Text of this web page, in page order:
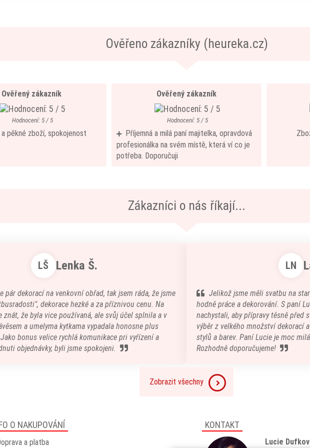
Ověřeno zákazníky (heureka.cz)
Ověřený zákazník
Hodnocení: 5 / 5
pěkné zboží, spokojenost
Ověřený zákazník
Hodnocení: 5 / 5
Příjemná a milá paní majitelka, opravdová
profesionálka na svém místě, která ví co je
potřeba. Doporučuji
Zákazníci o nás říkají...
LŠ Lenka Š.
pár dekorací na venkovní obřad, tak jsem ráda, že jsme
dekorace hezké a za příznivou cenu. Na
znát, že byla vice používaná, ale svůj účel splnila a v
a umelyma kytkama vypadala honosne plus
bonus velice rychlá komunikace pri vyřízení a
objednávky, byli jsme spokojeni.
LN
Jelikož jsme měli svatbu na
hodně práce a dekorování. S paní
nachystali, aby přípravy těsně před
výběr z velkého množství dekorací
stylů a barev. Paní Lucie je moc
Rozhodně doporučujeme!
Zobrazit všechny
O NAKUPOVÁNÍ
a platba
KONTAKT
Lucie